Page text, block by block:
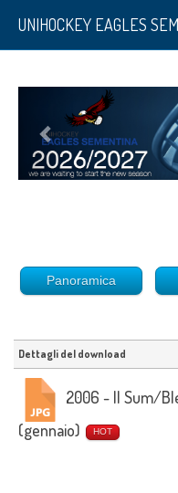
UNIHOCKEY EAGLES
Panoramica
Dettagli del download
2006 - Il Sum/
(gennaio)
HOT